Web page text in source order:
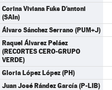
Corina Viviana Fuks D'antoni
(SAIn)
Álvaro Sánchez Serrano (PUM+J)
Raquel Álvarez Peláez
(RECORTES CERO-GRUPO
VERDE)
Gloria López López (PH)
Juan José Rández García (P-LIB)